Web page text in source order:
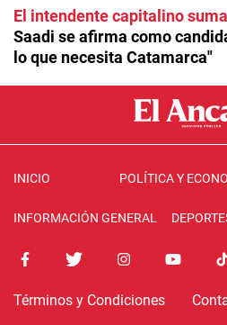
El intendente capitalino
Saadi se afirma como
lo que necesita Catamarca"
INICIO POLÍTICA Y
INFORMACIÓN GENERAL
Términos y Condiciones